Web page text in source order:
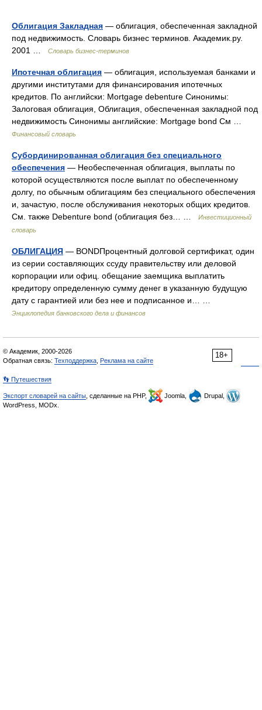
Облигация Закладная — облигация, обеспеченная закладной
под недвижимость. Словарь бизнес терминов. Академик.ру.
2001 …
Словарь бизнес-терминов
Ипотечная облигация — облигация, используемая банками и
другими институтами для финансирования ипотечных
кредитов. По английски: Mortgage debenture Синонимы:
Залоговая облигация, Облигация, обеспеченная закладной под
недвижимость Синонимы английские: Mortgage bond См …
Финансовый словарь
Субординированная облигация без специального
обеспечения — Необеспеченная облигация, выплаты по
которой осуществляются после выплат по обеспеченному
долгу, по обычным облигациям без специального обеспечения
и, зачастую, после обслуживания некоторых общих кредитов.
См. также Debenture bond (облигация без… …
Инвестиционный
словарь
ОБЛИГАЦИЯ — BONDПроцентный долговой сертификат, один
из серии составляющих ссуду правительству или деловой
корпорации или офиц. обещание заемщика выплатить
кредитору определенную сумму денег в указанную будущую
дату с гарантией или без нее и подписанное и… …
Энциклопедия банковского дела и финансов
18+
© Академик, 2000-2026
Обратная связь: Техподдержка Реклама на сайте
👣 Путешествия
Экспорт словарей на сайты , сделанные на PHP, Joomla,
Drupal,
WordPress, MODx.